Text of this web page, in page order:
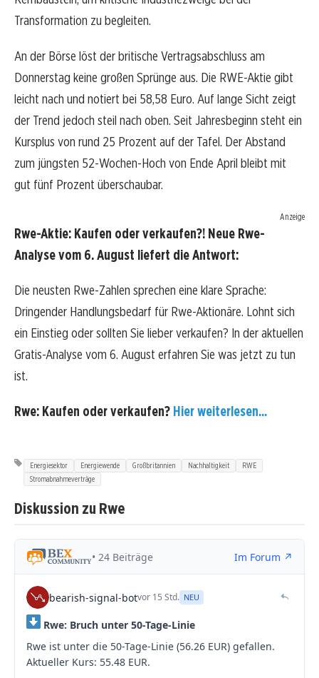
Transformation zu begleiten.
An der Börse löst der britische Vertragsabschluss am
Donnerstag keine großen Sprünge aus. Die RWE-Aktie gibt
leicht nach und notiert bei 58,58 Euro. Auf lange Sicht zeigt
der Trend jedoch steil nach oben. Seit Jahresbeginn steht ein
Kursplus von rund 25 Prozent auf der Tafel. Der Abstand
zum jüngsten 52-Wochen-Hoch von Ende April bleibt mit
gut fünf Prozent überschaubar.
Anzeige
Rwe-Aktie: Kaufen oder verkaufen?! Neue Rwe-
Analyse vom 6. August liefert die Antwort:
Die neusten Rwe-Zahlen sprechen eine klare Sprache:
Dringender Handlungsbedarf für Rwe-Aktionäre. Lohnt sich
ein Einstieg oder sollten Sie lieber verkaufen? In der aktuellen
Gratis-Analyse vom 6. August erfahren Sie was jetzt zu tun
ist.
Rwe: Kaufen oder verkaufen? Hier weiterlesen...
Energiesektor Energiewende Großbritannien Nachhaltigkeit
RWE
Stromabnahmeverträge
Diskussion zu Rwe